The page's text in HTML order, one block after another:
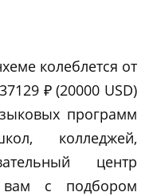
колеблется от
₽ (20000 USD)
программ
колледжей,
центр
вам c подбором